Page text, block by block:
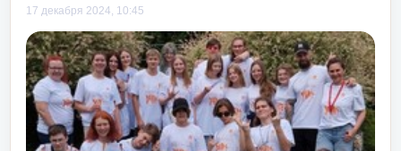
17 декабря 2024, 10:45